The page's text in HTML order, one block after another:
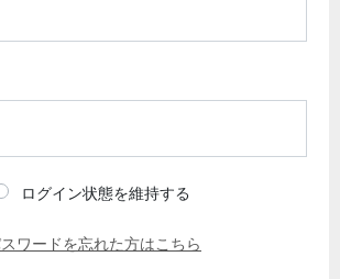
ログイン状態を維持する
ワードを忘れた方はこちら